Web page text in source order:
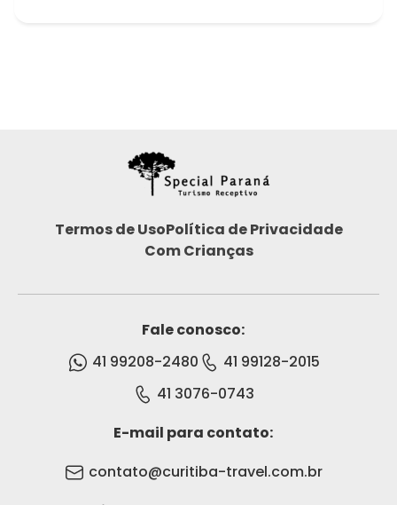
Termos de UsoPolítica de Privacidade
Com Crianças
Fale conosco:
41 99208-2480
41 99128-2015
41 3076-0743
E-mail para contato:
contato@curitiba-travel.com.br